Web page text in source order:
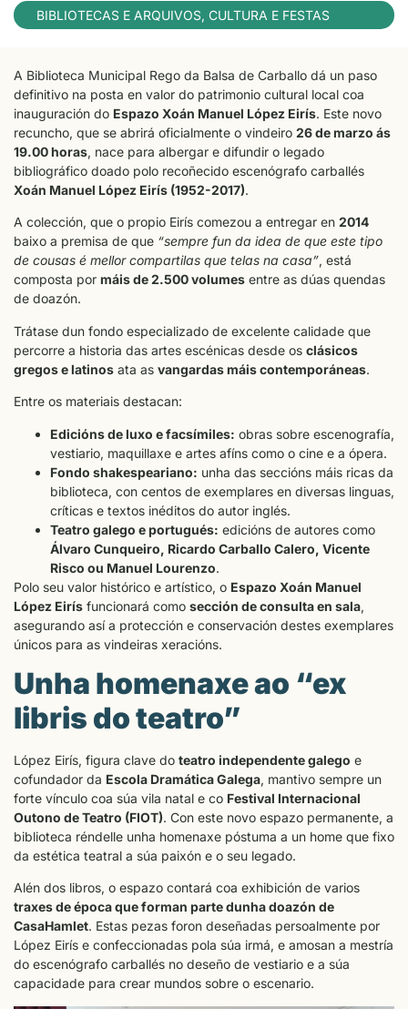
BIBLIOTECAS E ARQUIVOS, CULTURA E FESTAS
A Biblioteca Municipal Rego da Balsa de Carballo dá un paso
definitivo na posta en valor do patrimonio cultural local coa
inauguración do Espazo Xoán Manuel López Eirís. Este novo
recuncho, que se abrirá oficialmente o vindeiro 26 de marzo ás
19.00 horas, nace para albergar e difundir o legado
bibliográfico doado polo recoñecido escenógrafo carballés
Xoán Manuel López Eirís (1952-2017).
A colección, que o propio Eirís comezou a entregar en 2014
baixo a premisa de que “sempre fun da idea de que este tipo
de cousas é mellor compartilas que telas na casa”, está
composta por máis de 2.500 volumes entre as dúas quendas
de doazón.
Trátase dun fondo especializado de excelente calidade que
percorre a historia das artes escénicas desde os clásicos
gregos e latinos ata as vangardas máis contemporáneas.
Entre os materiais destacan:
Edicións de luxo e facsímiles: obras sobre escenografía,
vestiario, maquillaxe e artes afíns como o cine e a ópera.
Fondo shakespeariano: unha das seccións máis ricas da
biblioteca, con centos de exemplares en diversas linguas,
críticas e textos inéditos do autor inglés.
Teatro galego e portugués: edicións de autores como
Álvaro Cunqueiro, Ricardo Carballo Calero, Vicente
Risco ou Manuel Lourenzo.
Polo seu valor histórico e artístico, o Espazo Xoán Manuel
López Eirís funcionará como sección de consulta en sala,
asegurando así a protección e conservación destes exemplares
únicos para as vindeiras xeracións.
Unha homenaxe ao “ex
libris do teatro”
López Eirís, figura clave do teatro independente galego e
cofundador da Escola Dramática Galega, mantivo sempre un
forte vínculo coa súa vila natal e co Festival Internacional
Outono de Teatro (FIOT). Con este novo espazo permanente, a
biblioteca réndelle unha homenaxe póstuma a un home que fixo
da estética teatral a súa paixón e o seu legado.
Alén dos libros, o espazo contará coa exhibición de varios
traxes de época que forman parte dunha doazón de
CasaHamlet. Estas pezas foron deseñadas persoalmente por
López Eirís e confeccionadas pola súa irmá, e amosan a mestría
do escenógrafo carballés no deseño de vestiario e a súa
capacidade para crear mundos sobre o escenario.